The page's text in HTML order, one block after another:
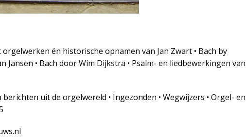
orgelwerken én historische opnamen van Jan Zwart • Bach by
Jansen • Bach door Wim Dijkstra • Psalm- en liedbewerkingen van
berichten uit de orgelwereld • Ingezonden • Wegwijzers • Orgel- en